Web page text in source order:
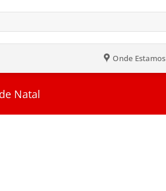
Onde Estamos
Natal